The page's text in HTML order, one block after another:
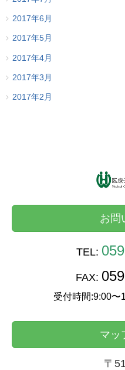
2017年6月
2017年5月
2017年4月
2017年3月
2017年2月
お問
TEL:
FAX:
受付時間:9:00〜
マッ
〒